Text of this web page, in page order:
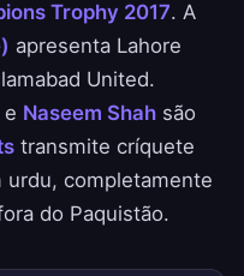
Trophy 2017. A
apresenta Lahore
United.
e Naseem Shah são
transmite críquete
urdu, completamente
do Paquistão.